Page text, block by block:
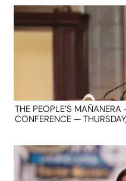
THE PEOPLE’S
CONFERENCE —